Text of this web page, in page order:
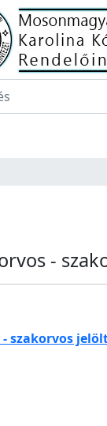
-
- szakorvos